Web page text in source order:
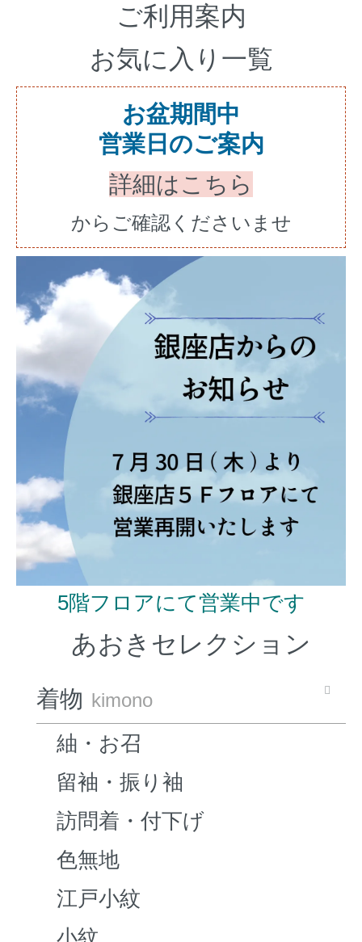
ご利用案内
お気に入り一覧
お盆期間中
営業日のご案内
詳細はこちら
からご確認くださいませ
5階フロアにて営業中です
あおきセレクション
着物 kimono
紬・お召
留袖・振り袖
訪問着・付下げ
色無地
江戸小紋
小紋